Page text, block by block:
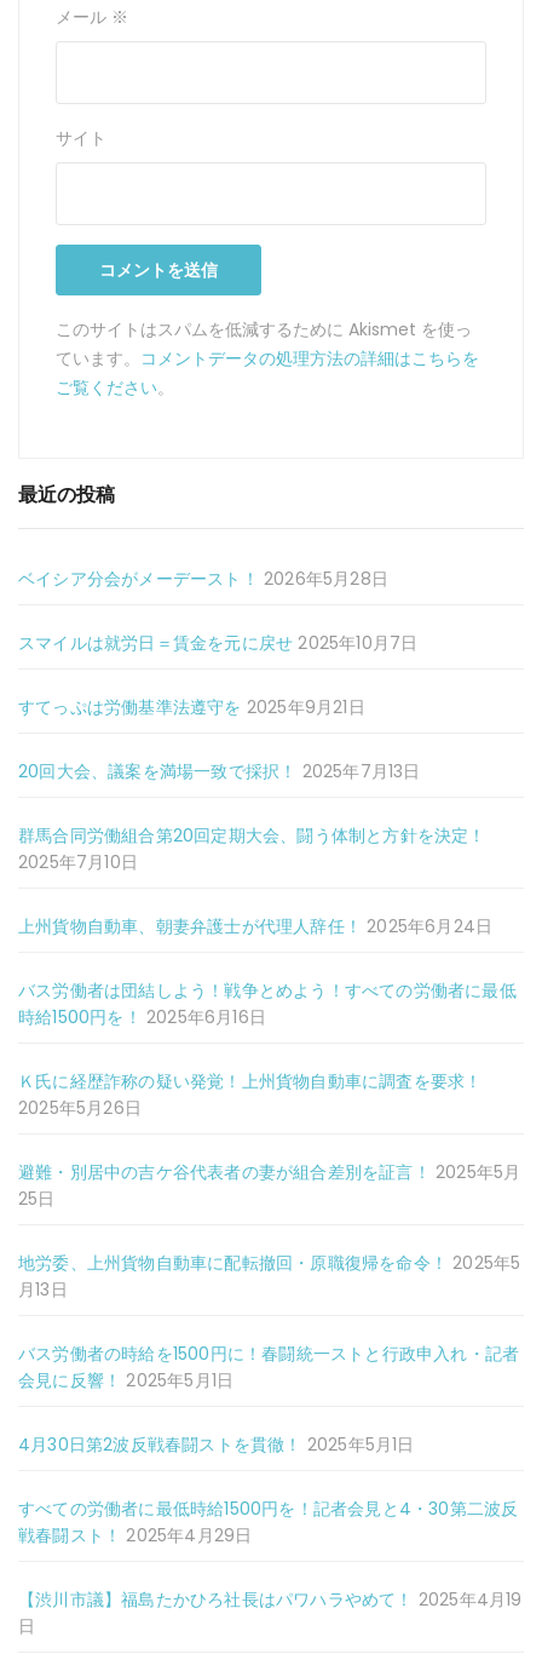
メール ※
サイト
このサイトはスパムを低減するために Akismet を使っ
ています。 コメントデータの処理方法の詳細はこちらを
ご覧ください。
最近の投稿
ベイシア分会がメーデースト！ 2026年5月28日
スマイルは就労日＝賃金を元に戻せ 2025年10月7日
すてっぷは労働基準法遵守を 2025年9月21日
20回大会、議案を満場一致で採択！ 2025年7月13日
群馬合同労働組合第20回定期大会、闘う体制と方針を決定！
2025年7月10日
上州貨物自動車、朝妻弁護士が代理人辞任！ 2025年6月24日
バス労働者は団結しよう！戦争とめよう！すべての労働者に最低
時給1500円を！ 2025年6月16日
Ｋ氏に経歴詐称の疑い発覚！上州貨物自動車に調査を要求！
2025年5月26日
避難・別居中の吉ケ谷代表者の妻が組合差別を証言！ 2025年5月
25日
地労委、上州貨物自動車に配転撤回・原職復帰を命令！ 2025年5
月13日
バス労働者の時給を1500円に！春闘統一ストと行政申入れ・記者
会見に反響！ 2025年5月1日
4月30日第2波反戦春闘ストを貫徹！ 2025年5月1日
すべての労働者に最低時給1500円を！記者会見と4・30第二波反
戦春闘スト！ 2025年4月29日
【渋川市議】福島たかひろ社長はパワハラやめて！ 2025年4月19
日